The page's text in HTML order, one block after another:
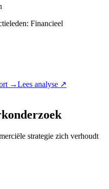
Financieel
→Lees analyse ↗
strategie zich verhoudt